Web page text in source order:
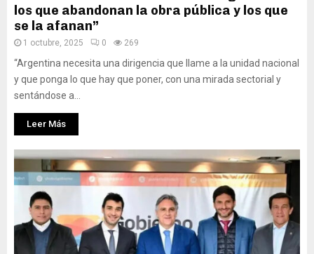
los que abandonan la obra pública y los que
se la afanan”
1 octubre, 2025 0 269
“Argentina necesita una dirigencia que llame a la unidad nacional
y que ponga lo que hay que poner, con una mirada sectorial y
sentándose a...
Leer Más